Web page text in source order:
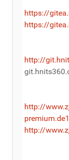
https://
https://
http://
http://
http://